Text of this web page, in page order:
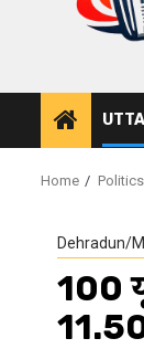
Home Politics
Dehradun/
100